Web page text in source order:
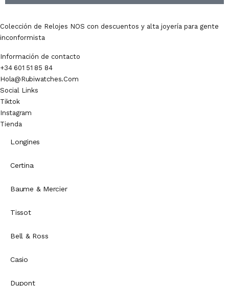
Colección de Relojes NOS con descuentos y alta joyería para gente
inconformista
Información de contacto
+34 601 51 85 84
Hola@rubiwatches.com
Social Links
Tiktok
Instagram
Tienda
Longines
Certina
Baume & Mercier
Tissot
Bell & Ross
Casio
Dupont